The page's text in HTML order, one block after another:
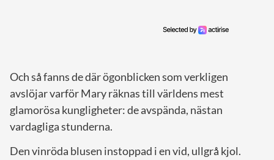
Och så fanns de där ögonblicken som verkligen
avslöjar varför Mary räknas till världens mest
glamorösa kungligheter: de avspända, nästan
vardagliga stunderna.
Den vinröda blusen instoppad i en vid, ullgrå kjol.